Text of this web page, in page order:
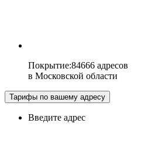
Покрытие:84666 адресов
в Московской области
Тарифы по вашему адресу
Введите адрес